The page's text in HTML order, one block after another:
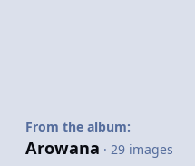
From the album:
Arowana · 29 images